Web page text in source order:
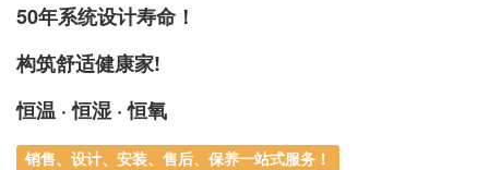
50年系统设计寿命！
构筑舒适健康家!
恒温 · 恒湿 · 恒氧
销售、设计、安装、售后、保养一站式服务！